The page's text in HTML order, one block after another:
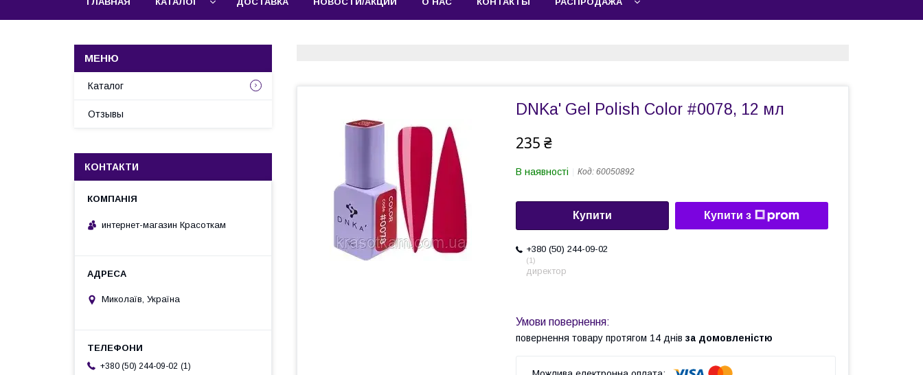
DNKa' Gel Polish Color #0078, 12 мл
235 ₴
В наявності Код: 60050892
Купити Купити з
+380 (50) 244-09-02
1
директор
повернення товару протягом 14 днів за домовленістю
Каталог
Отзывы
КОНТАКТИ
интернет-магазин Красоткам
Миколаїв, Україна
+380 (50) 244-09-02
1